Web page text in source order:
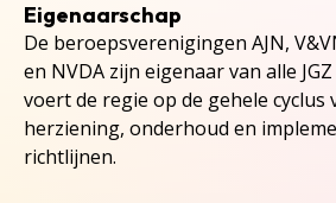
Eigenaarschap
De beroepsverenigingen AJN,
en NVDA zijn eigenaar van alle
voert de regie op de gehele cyclus
herziening, onderhoud en
richtlijnen.